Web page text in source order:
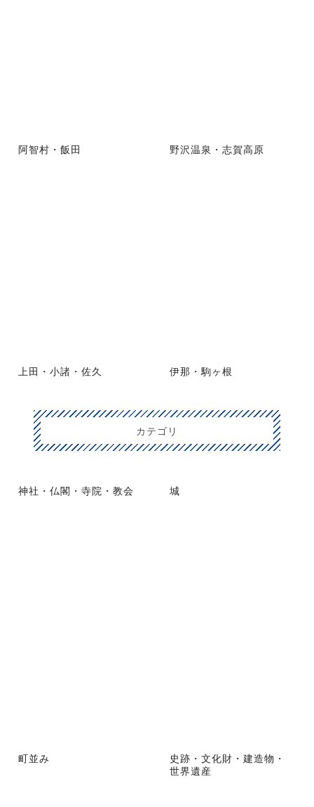
阿智村・飯田 野沢温泉・志賀高原
上田・小諸・佐久 伊那・駒ヶ根
カテゴリ
神社・仏閣・寺院・教会 城
町並み
史跡・文化財・建造物・
世界遺産